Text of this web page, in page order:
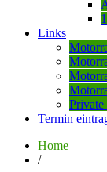
Links
Private
Termin
Home
/